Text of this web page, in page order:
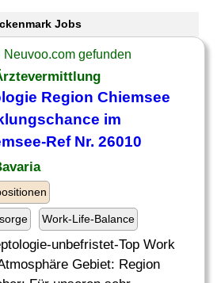
Jobs
Neuvoo.com gefunden
Region Chiemsee
im
Ref Nr. 26010
Work-Life-Balance
unbefristet-Top Work
Gebiet: Region